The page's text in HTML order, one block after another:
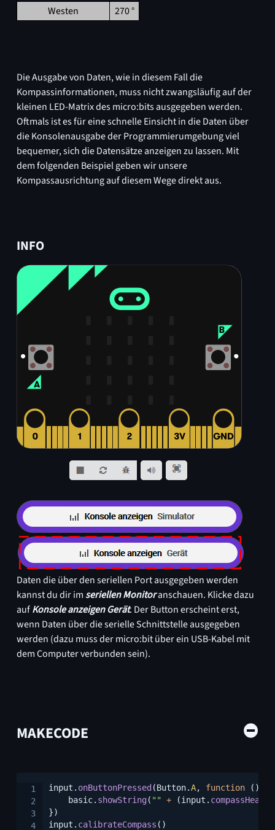
Westen
270 °
Die Ausgabe von Daten, wie in diesem Fall die
Kompassinformationen, muss nicht zwangsläufig auf der
kleinen LED-Matrix des micro:bits ausgegeben werden.
Oftmals ist es für eine schnelle Einsicht in die Daten über
die Konsolenausgabe der Programmierumgebung viel
bequemer, sich die Datensätze anzeigen zu lassen. Mit
dem folgenden Beispiel geben wir unsere
Kompassausrichtung auf diesem Wege direkt aus.
INFO
Daten die über den seriellen Port ausgegeben werden
kannst du dir imseriellen Monitoranschauen. Klicke dazu
aufKonsole anzeigen Gerät. Der Button erscheint erst,
wenn Daten über die serielle Schnittstelle ausgegeben
werden (dazu muss der micro:bit über ein USB-Kabel mit
dem Computer verbunden sein).
MAKECODE
input . onButtonPressed (Button.A, function ( )
    basic
. showString( "" + (input .
})
input . calibrateCompass ( )
Copy